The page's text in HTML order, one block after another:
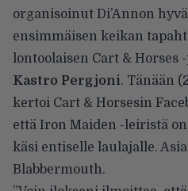
organisoinut Di’Annon
ensimmäisen keikan
lontoolaisen Cart &
Kastro Pergjoni. Tänään
kertoi Cart & Horsesin
että Iron Maiden -leiristä
käsi entiselle laulajalle.
Blabbermouth.